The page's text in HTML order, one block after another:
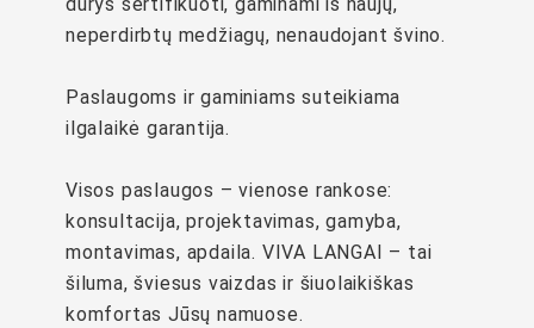
neperdirbtų medžiagų, nenaudojant švino.
Paslaugoms ir gaminiams suteikiama
ilgalaikė garantija.
Visos paslaugos – vienose rankose:
konsultacija, projektavimas, gamyba,
montavimas, apdaila. VIVA LANGAI – tai
šiluma, šviesus vaizdas ir šiuolaikiškas
komfortas Jūsų namuose.